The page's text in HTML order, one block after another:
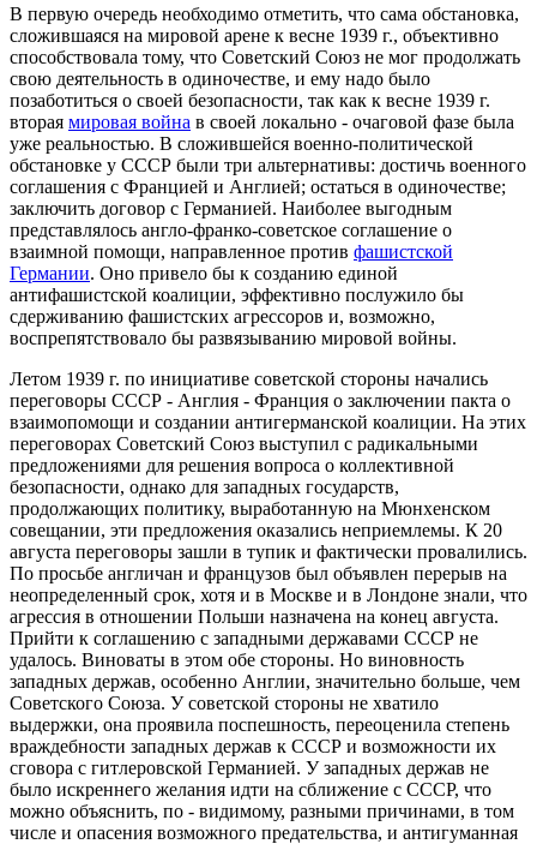
В первую очередь необходимо отметить, что сама обстановка,
сложившаяся на мировой арене к весне 1939 г., объективно
способствовала тому, что Советский Союз не мог продолжать
свою деятельность в одиночестве, и ему надо было
позаботиться о своей безопасности, так как к весне 1939 г.
вторая мировая война в своей локально - очаговой фазе была
уже реальностью. В сложившейся военно-политической
обстановке у СССР были три альтернативы: достичь военного
соглашения с Францией и Англией; остаться в одиночестве;
заключить договор с Германией. Наиболее выгодным
представлялось англо-франко-советское соглашение о
взаимной помощи, направленное против фашистской
Германии. Оно привело бы к созданию единой
антифашистской коалиции, эффективно послужило бы
сдерживанию фашистских агрессоров и, возможно,
воспрепятствовало бы развязыванию мировой войны.
Летом 1939 г. по инициативе советской стороны начались
переговоры СССР - Англия - Франция о заключении пакта о
взаимопомощи и создании антигерманской коалиции. На этих
переговорах Советский Союз выступил с радикальными
предложениями для решения вопроса о коллективной
безопасности, однако для западных государств,
продолжающих политику, выработанную на Мюнхенском
совещании, эти предложения оказались неприемлемы. К 20
августа переговоры зашли в тупик и фактически провалились.
По просьбе англичан и французов был объявлен перерыв на
неопределенный срок, хотя и в Москве и в Лондоне знали, что
агрессия в отношении Польши назначена на конец августа.
Прийти к соглашению с западными державами СССР не
удалось. Виноваты в этом обе стороны. Но виновность
западных держав, особенно Англии, значительно больше, чем
Советского Союза. У советской стороны не хватило
выдержки, она проявила поспешность, переоценила степень
враждебности западных держав к СССР и возможности их
сговора с гитлеровской Германией. У западных держав не
было искреннего желания идти на сближение с СССР, что
можно объяснить, по - видимому, разными причинами, в том
числе и опасения возможного предательства, и антигуманная